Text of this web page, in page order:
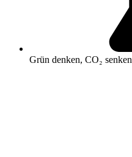
Grün denken, CO₂ senken